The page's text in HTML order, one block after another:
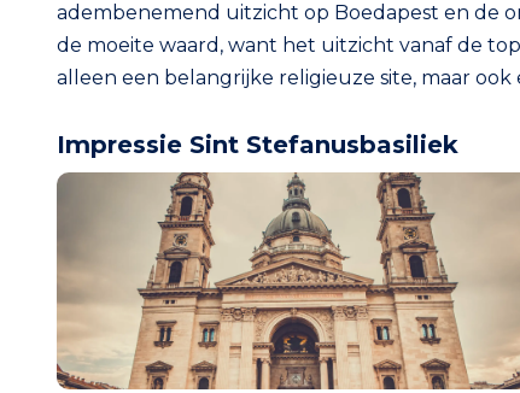
adembenemend uitzicht op Boedapest en de
de moeite waard, want het uitzicht vanaf de
alleen een belangrijke religieuze site, maar
Impressie Sint Stefanusbasiliek